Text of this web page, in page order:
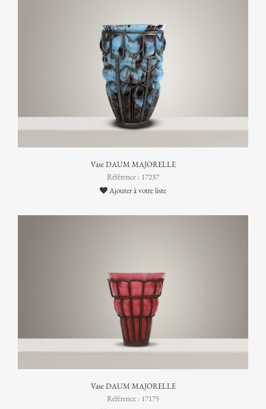
Vase DAUM MAJORELLE
Référence : 17237
Ajouter à votre liste
Vase DAUM MAJORELLE
Référence : 17175